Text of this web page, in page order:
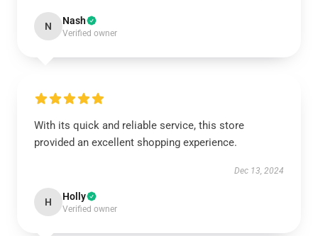
N Nash
Verified owner
With its quick and reliable service, this store
provided an excellent shopping experience.
Dec 13, 2024
H Holly
Verified owner